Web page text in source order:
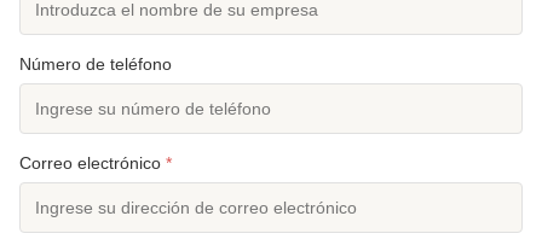
Número de teléfono
Correo electrónico *